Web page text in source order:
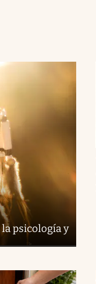
psicología y